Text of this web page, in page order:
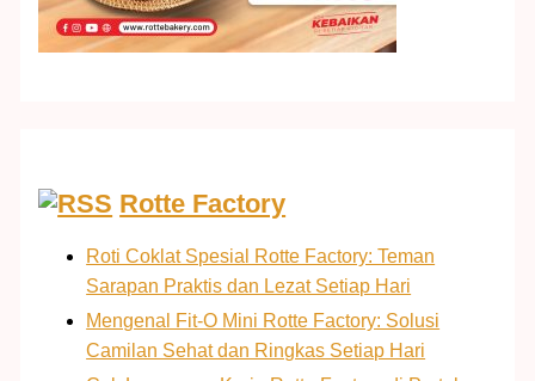
Rotte Factory
Roti Coklat Spesial Rotte Factory: Teman
Sarapan Praktis dan Lezat Setiap Hari
Mengenal Fit-O Mini Rotte Factory: Solusi
Camilan Sehat dan Ringkas Setiap Hari